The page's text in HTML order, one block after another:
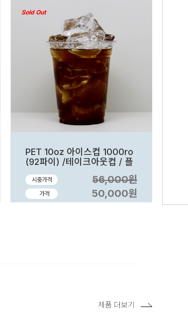
PET 10oz 아이스컵 1000ro
(92파이) /테이크아웃컵 / 플
시중가격 56,000원
가격 50,000원
Sold Out
제품 더보기